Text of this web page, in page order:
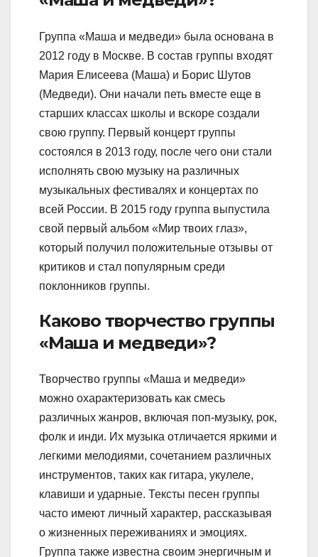
Группа «Маша и медведи» была основана в
2012 году в Москве. В состав группы входят
Мария Елисеева (Маша) и Борис Шутов
(Медведи). Они начали петь вместе еще в
старших классах школы и вскоре создали
свою группу. Первый концерт группы
состоялся в 2013 году, после чего они стали
исполнять свою музыку на различных
музыкальных фестивалях и концертах по
всей России. В 2015 году группа выпустила
свой первый альбом «Мир твоих глаз»,
который получил положительные отзывы от
критиков и стал популярным среди
поклонников группы.
Каково творчество группы
«Маша и медведи»?
Творчество группы «Маша и медведи»
можно охарактеризовать как смесь
различных жанров, включая поп-музыку, рок,
фолк и инди. Их музыка отличается яркими и
легкими мелодиями, сочетанием различных
инструментов, таких как гитара, укулеле,
клавиши и ударные. Тексты песен группы
часто имеют личный характер, рассказывая
о жизненных переживаниях и эмоциях.
Группа также известна своим энергичным и